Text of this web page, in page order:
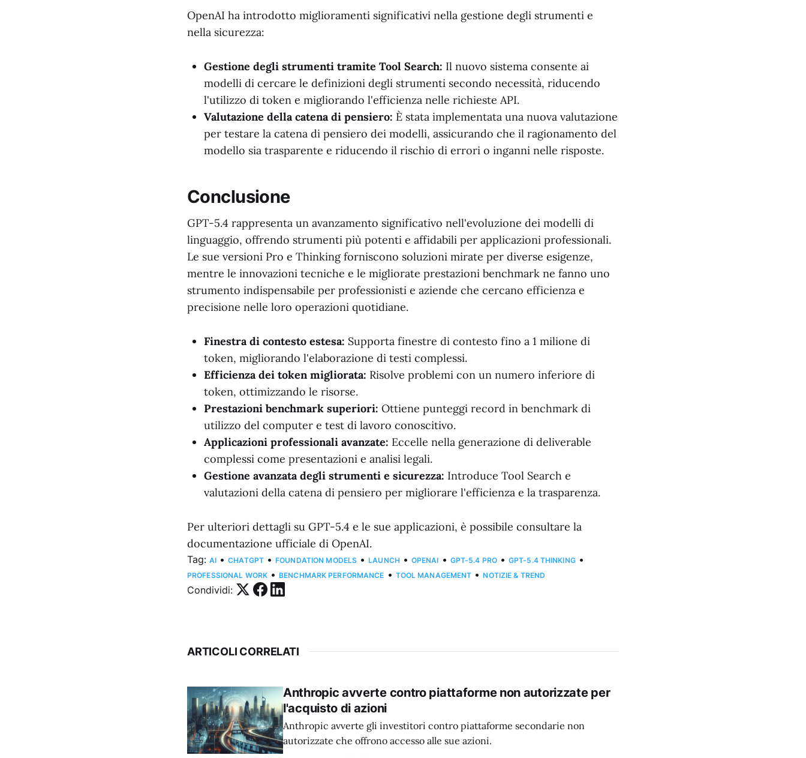
OpenAI ha introdotto miglioramenti significativi nella gestione degli strumenti e
nella sicurezza:
Gestione degli strumenti tramite Tool Search: Il nuovo sistema consente ai
modelli di cercare le definizioni degli strumenti secondo necessità, riducendo
l'utilizzo di token e migliorando l'efficienza nelle richieste API.
Valutazione della catena di pensiero: È stata implementata una nuova valutazione
per testare la catena di pensiero dei modelli, assicurando che il ragionamento del
modello sia trasparente e riducendo il rischio di errori o inganni nelle risposte.
Conclusione
GPT-5.4 rappresenta un avanzamento significativo nell'evoluzione dei modelli di
linguaggio, offrendo strumenti più potenti e affidabili per applicazioni professionali.
Le sue versioni Pro e Thinking forniscono soluzioni mirate per diverse esigenze,
mentre le innovazioni tecniche e le migliorate prestazioni benchmark ne fanno uno
strumento indispensabile per professionisti e aziende che cercano efficienza e
precisione nelle loro operazioni quotidiane.
Finestra di contesto estesa: Supporta finestre di contesto fino a 1 milione di
token, migliorando l'elaborazione di testi complessi.
Efficienza dei token migliorata: Risolve problemi con un numero inferiore di
token, ottimizzando le risorse.
Prestazioni benchmark superiori: Ottiene punteggi record in benchmark di
utilizzo del computer e test di lavoro conoscitivo.
Applicazioni professionali avanzate: Eccelle nella generazione di deliverable
complessi come presentazioni e analisi legali.
Gestione avanzata degli strumenti e sicurezza: Introduce Tool Search e
valutazioni della catena di pensiero per migliorare l'efficienza e la trasparenza.
Per ulteriori dettagli su GPT-5.4 e le sue applicazioni, è possibile consultare la
documentazione ufficiale di OpenAI.
Tag: AI • CHATGPT • FOUNDATION MODELS • LAUNCH • OPENAI • GPT-5.4 PRO • GPT-5.4 THINKING •
PROFESSIONAL WORK • BENCHMARK PERFORMANCE • TOOL MANAGEMENT • NOTIZIE & TREND
Condividi:
ARTICOLI CORRELATI
Anthropic avverte contro piattaforme non autorizzate per
l'acquisto di azioni
Anthropic avverte gli investitori contro piattaforme secondarie non
autorizzate che offrono accesso alle sue azioni.